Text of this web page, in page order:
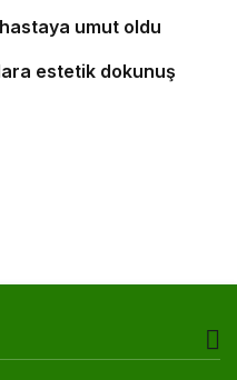
umut oldu
estetik dokunuş
hapis cezası bulunan
güzellik uzmanı
huzur veren